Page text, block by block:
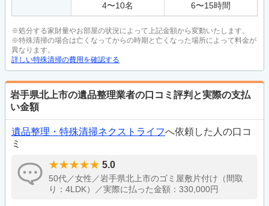
4〜10名 6〜15時間
※処分する家財量やお部屋の状況によって上記金額から変動いたします。
※特殊清掃の場合は亡くなってからの時期と亡くなった場所によって料金が
異なります。
詳しい特殊清掃の費用を確認する
岩手県北上市の遺品整理業者の口コミ評判と実際の支払
い金額
遺品整理・特殊清掃ネクストライフへ依頼した人の口コ
ミ
5.0
50代／女性／岩手県北上市のゴミ屋敷片付け（間取
り：4LDK）／実際に払った金額：330,000円